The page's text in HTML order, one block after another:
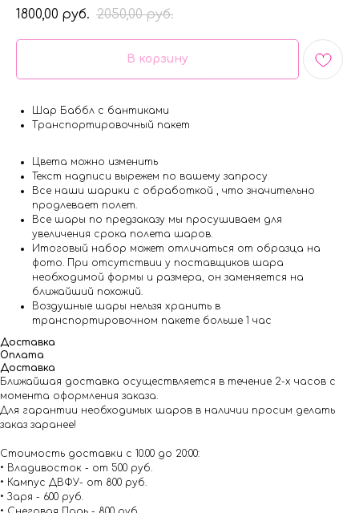
1800,00 руб. 2050,00 руб.
В корзину
Шар Баббл с бантиками
Транспортировочный пакет
Цвета можно изменить
Текст надписи вырежем по вашему запросу
Все наши шарики с обработкой , что значительно
продлевает полет.
Все шары по предзаказу мы просушиваем для
увеличения срока полета шаров.
Итоговый набор может отличаться от образца на
фото. При отсутствии у поставщиков шара
необходимой формы и размера, он заменяется на
ближайший похожий.
Воздушные шары нельзя хранить в
транспортировочном пакете больше 1 час
Доставка
Оплата
Доставка
Ближайшая доставка осуществляется в течение 2-х часов с
момента оформления заказа.
Для гарантии необходимых шаров в наличии просим делать
заказ заранее!
Стоимость доставки с 10.00 до 20:00:
• Владивосток - от 500 руб.
• Кампус ДВФУ- от 800 руб.
• Заря - 600 руб.